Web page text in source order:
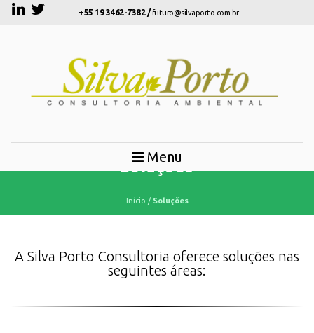
+55 19 3462-7382 /futuro@silvaporto.com.br
Menu
Soluções
Início / Soluções
A Silva Porto Consultoria oferece soluções nas
seguintes áreas: